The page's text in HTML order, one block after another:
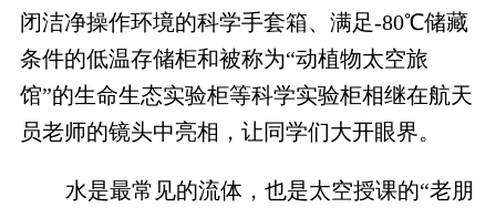
闭洁净操作环境的科学手套箱、满足-80℃储藏
条件的低温存储柜和被称为“动植物太空旅
馆”的生命生态实验柜等科学实验柜相继在航天
员老师的镜头中亮相，让同学们大开眼界。
水是最常见的流体，也是太空授课的“老朋